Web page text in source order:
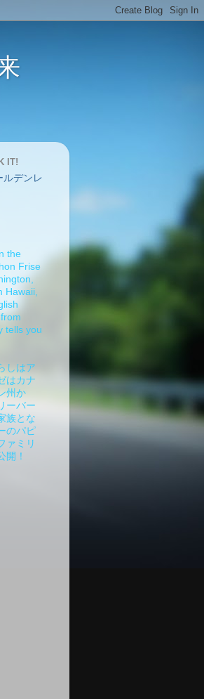
IT!
the
Frise
Hawaii,
tells you
しはア
はカナ
州か
ーバー
族とな
のパピ
ァミリ
開！